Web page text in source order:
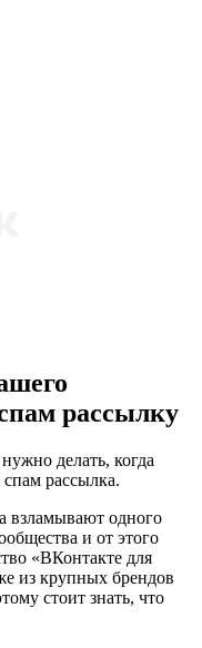
рассылку
делать, когда
рассылка.
взламывают одного
и от этого
«ВКонтакте для
из крупных брендов
стоит знать, что